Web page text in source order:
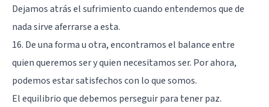
Dejamos atrás el sufrimiento cuando entendemos que de
nada sirve aferrarse a esta.
16. De una forma u otra, encontramos el balance entre
quien queremos ser y quien necesitamos ser. Por ahora,
podemos estar satisfechos con lo que somos.
El equilibrio que debemos perseguir para tener paz.